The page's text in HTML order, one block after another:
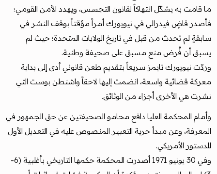
ما قامت به يشكّل انتهاكاً لقانون التجسس، ويهدد الأمن القومي؛
فأصدر قاضٍ فيدرالي في نيويورك أمراً مؤقتاً بوقف النشر في
سابقةٍ لم تحدث من قبل في تاريخ الولايات المتحدة؛ حيث لم
يسبق أن فُرض منع مسبق على صحيفة وطنية.
وردّت نيويورك تايمز سريعاً بتقديم طعن قانوني أدى إلى بداية
معركة قضائية واسعة، انضمت إليها لاحقاً واشنطن بوست التي
نشرت هي الأخرى أجزاء من الوثائق.
وأمام المحكمة العليا دافع محامو الصحيفتين عن حق الجمهور في
المعرفة، وعن مبدأ حرية التعبير المنصوص عليه في التعديل الأول
للدستور الأمريكي.
وفي 30 يونيو 1971 أصدرت المحكمة حكمها التاريخي بأغلبية (6-